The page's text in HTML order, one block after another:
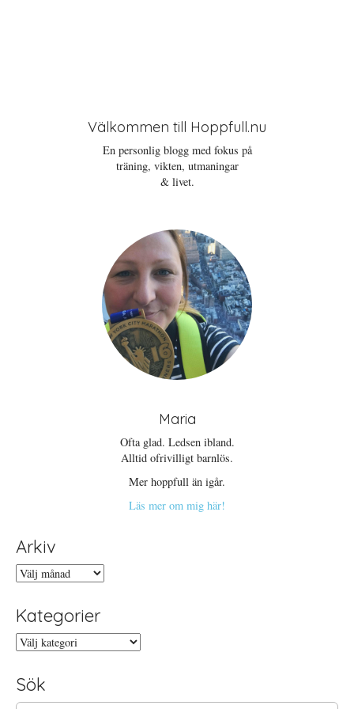
Välkommen till Hoppfull.nu
En personlig blogg med fokus på
träning, vikten, utmaningar
& livet.
Maria
Ofta glad. Ledsen ibland.
Alltid ofrivilligt barnlös.
Mer hoppfull än igår.
Läs mer om mig här!
Arkiv
Arkiv
Kategorier
Kategorier
Sök